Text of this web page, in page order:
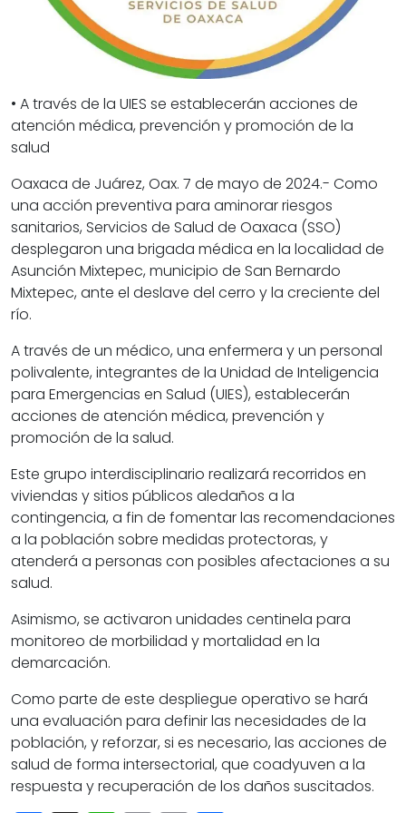
• A través de la UIES se establecerán acciones de
atención médica, prevención y promoción de la
salud
Oaxaca de Juárez, Oax. 7 de mayo de 2024.- Como
una acción preventiva para aminorar riesgos
sanitarios, Servicios de Salud de Oaxaca (SSO)
desplegaron una brigada médica en la localidad de
Asunción Mixtepec, municipio de San Bernardo
Mixtepec, ante el deslave del cerro y la creciente del
río.
A través de un médico, una enfermera y un personal
polivalente, integrantes de la Unidad de Inteligencia
para Emergencias en Salud (UIES), establecerán
acciones de atención médica, prevención y
promoción de la salud.
Este grupo interdisciplinario realizará recorridos en
viviendas y sitios públicos aledaños a la
contingencia, a fin de fomentar las recomendaciones
a la población sobre medidas protectoras, y
atenderá a personas con posibles afectaciones a su
salud.
Asimismo, se activaron unidades centinela para
monitoreo de morbilidad y mortalidad en la
demarcación.
Como parte de este despliegue operativo se hará
una evaluación para definir las necesidades de la
población, y reforzar, si es necesario, las acciones de
salud de forma intersectorial, que coadyuven a la
respuesta y recuperación de los daños suscitados.